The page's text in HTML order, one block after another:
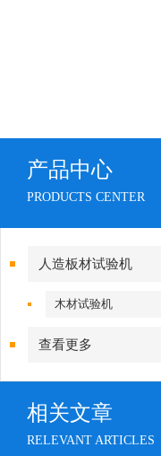
产品中心
PRODUCTS CENTER
人造板材试验机
木材试验机
查看更多
相关文章
RELEVANT ARTICLES